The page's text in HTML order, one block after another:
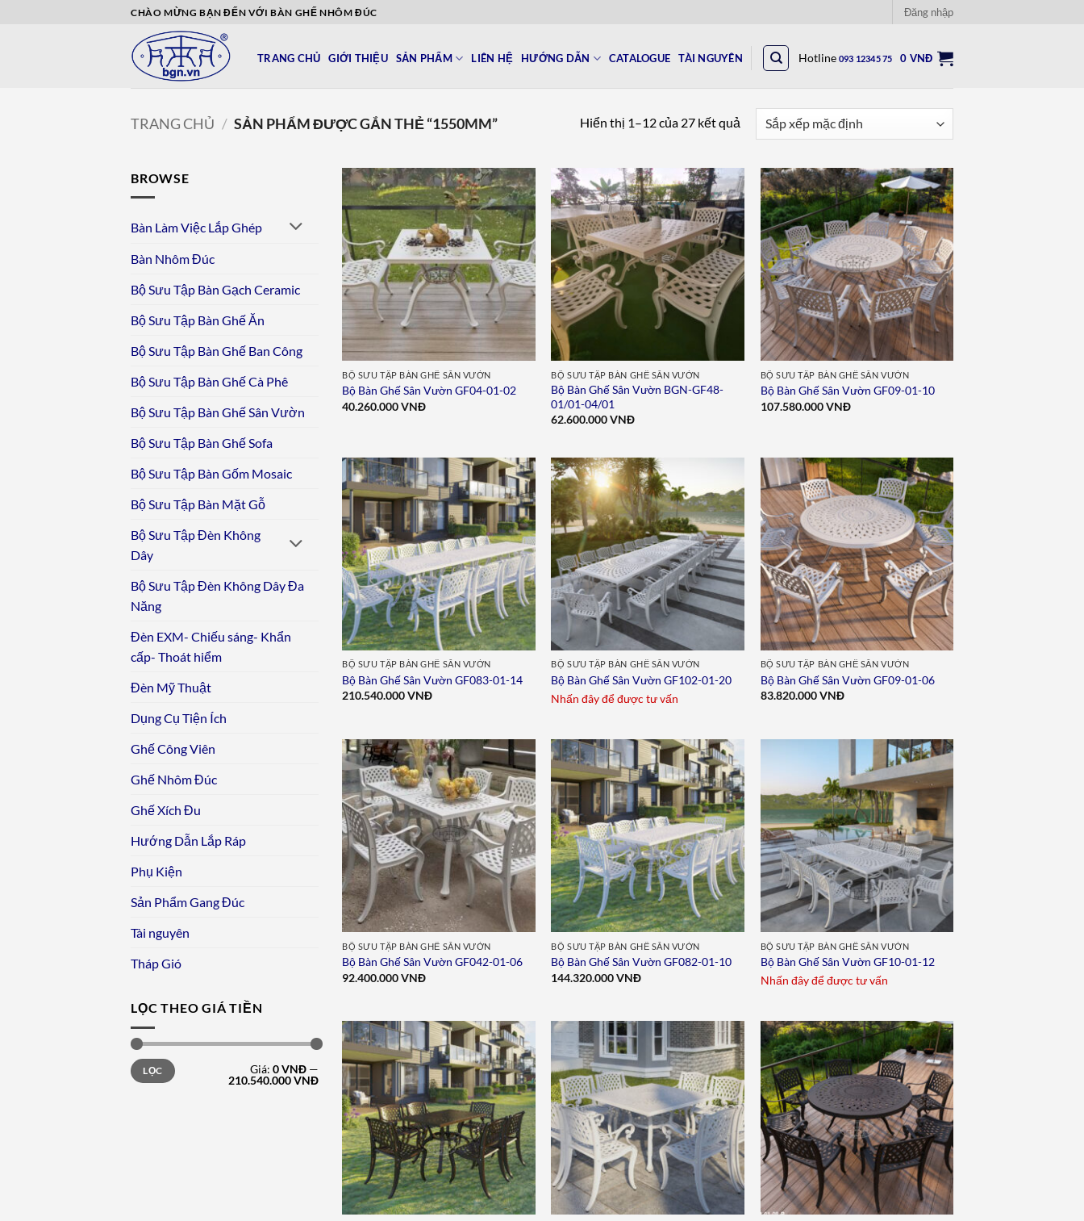
CHÀO MỪNG BẠN ĐẾN VỚI BÀN GHẾ NHÔM ĐÚC Đăng nhập
TRANG CHỦ GIỚI THIỆU SẢN PHẨM LIÊN HỆ HƯỚNG DẪN CATALOGUE TÀI NGUYÊN Hotline 093 12345 75 0 VNĐ
TRANG CHỦ / SẢN PHẨM ĐƯỢC GẮN THẺ “1550MM” Hiển thị 1–12 của 27 kết quả
BROWSE
Bàn Làm Việc Lắp Ghép
Bàn Nhôm Đúc
Bộ Sưu Tập Bàn Gạch Ceramic
Bộ Sưu Tập Bàn Ghế Ăn
Bộ Sưu Tập Bàn Ghế Ban Công
Bộ Sưu Tập Bàn Ghế Cà Phê
Bộ Sưu Tập Bàn Ghế Sân Vườn
Bộ Sưu Tập Bàn Ghế Sofa
Bộ Sưu Tập Bàn Gốm Mosaic
Bộ Sưu Tập Bàn Mặt Gỗ
Bộ Sưu Tập Đèn Không
Dây
Bộ Sưu Tập Đèn Không Dây Đa
Năng
Đèn EXM- Chiếu sáng- Khẩn
cấp- Thoát hiểm
Đèn Mỹ Thuật
Dụng Cụ Tiện Ích
Ghế Công Viên
Ghế Nhôm Đúc
Ghế Xích Đu
Hướng Dẫn Lắp Ráp
Phụ Kiện
Sản Phẩm Gang Đúc
Tài nguyên
Tháp Gió
LỌC THEO GIÁ TIỀN
Giá
tối
thiểu
Giá
tối
đa
LỌC Giá: 0 VNĐ—
210.540.000 VNĐ
Add to
wishlist
BỘ SƯU TẬP BÀN GHẾ SÂN VƯỜN
Bộ Bàn Ghế Sân Vườn GF04-01-02
40.260.000VNĐ
Add to
wishlist
BỘ SƯU TẬP BÀN GHẾ SÂN VƯỜN
Bộ Bàn Ghế Sân Vườn BGN-GF48-
01/01-04/01
62.600.000VNĐ
Add to
wishlist
BỘ SƯU TẬP BÀN GHẾ SÂN VƯỜN
Bộ Bàn Ghế Sân Vườn GF09-01-10
107.580.000VNĐ
Add to
BỘ SƯU TẬP BÀN GHẾ SÂN VƯỜN
Bộ Bàn Ghế Sân Vườn GF083-01-14
210.540.000VNĐ
Add to
wishlist
BỘ SƯU TẬP BÀN GHẾ SÂN VƯỜN
Bộ Bàn Ghế Sân Vườn GF102-01-20
Nhấn đây để được tư vấn
Add to
wishlist
BỘ SƯU TẬP BÀN GHẾ SÂN VƯỜN
Bộ Bàn Ghế Sân Vườn GF09-01-06
83.820.000VNĐ
Add to
wishlist
BỘ SƯU TẬP BÀN GHẾ SÂN VƯỜN
Bộ Bàn Ghế Sân Vườn GF042-01-06
92.400.000VNĐ
Add to
wishlist
BỘ SƯU TẬP BÀN GHẾ SÂN VƯỜN
Bộ Bàn Ghế Sân Vườn GF082-01-10
144.320.000VNĐ
Add to
wishlist
BỘ SƯU TẬP BÀN GHẾ SÂN VƯỜN
Bộ Bàn Ghế Sân Vườn GF10-01-12
Nhấn đây để được tư vấn
Add to
wishlist
Add to
wishlist
Add to
wishlist